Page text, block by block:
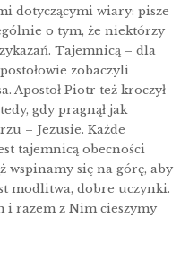
dotyczącymi wiary: pisze
o tym, że niektórzy
Tajemnicą – dla
zobaczyli
Apostoł Piotr też kroczył
gdy pragnął jak
– Jezusie. Każde
tajemnicą obecności
wspinamy się na górę, aby
modlitwa, dobre uczynki.
i razem z Nim cieszymy